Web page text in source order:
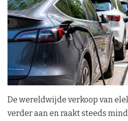
De wereldwijde verkoop van
verder aan en raakt steeds